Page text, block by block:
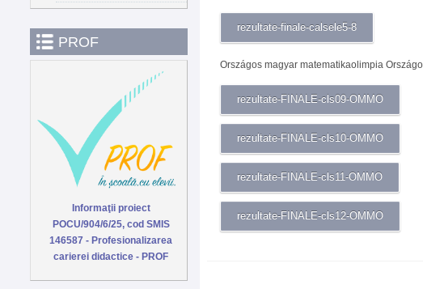
PROF
Informaţii proiect
POCU/904/6/25, cod SMIS
146587 - Profesionalizarea
carierei didactice - PROF
rezultate-finale-calsele5-8
Országos magyar matematikaolimpia
rezultate-FINALE-cls09-OMMO
rezultate-FINALE-cls10-OMMO
rezultate-FINALE-cls11-OMMO
rezultate-FINALE-cls12-OMMO